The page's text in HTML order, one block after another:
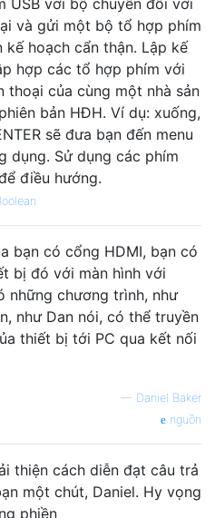
USB với bộ chuyển đổi với
và gửi một bộ tổ hợp phím
kế hoạch cẩn thận. Lập kế
hợp các tổ hợp phím với
thoại của cùng một nhà sản
bản HĐH. Ví dụ: xuống,
sẽ đưa bạn đến menu
dụng. Sử dụng các phím
điều hướng.
bạn có cổng HDMI, bạn có
bị đó với màn hình với
những chương trình, như
như Dan nói, có thể truyền
thiết bị tới PC qua kết nối
— Daniel Baker
nguồn
thiện cách diễn đạt câu trả
một chút, Daniel. Hy vọng
phiền